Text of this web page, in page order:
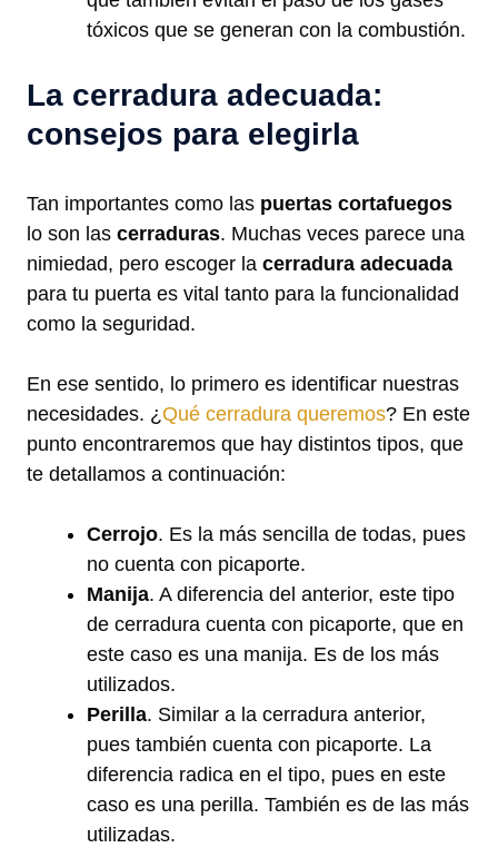
tóxicos que se generan con la combustión.
La cerradura adecuada:
consejos para elegirla
Tan importantes como las puertas cortafuegos
lo son las cerraduras. Muchas veces parece una
nimiedad, pero escoger la cerradura adecuada
para tu puerta es vital tanto para la funcionalidad
como la seguridad.
En ese sentido, lo primero es identificar nuestras
necesidades. ¿Qué cerradura queremos? En este
punto encontraremos que hay distintos tipos, que
te detallamos a continuación:
Cerrojo. Es la más sencilla de todas, pues
no cuenta con picaporte.
Manija. A diferencia del anterior, este tipo
de cerradura cuenta con picaporte, que en
este caso es una manija. Es de los más
utilizados.
Perilla. Similar a la cerradura anterior,
pues también cuenta con picaporte. La
diferencia radica en el tipo, pues en este
caso es una perilla. También es de las más
utilizadas.